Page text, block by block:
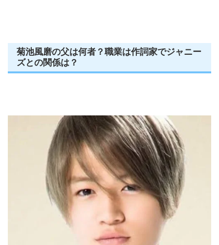
菊池風磨の父は何者？職業は作詞家でジャニー
ズとの関係は？